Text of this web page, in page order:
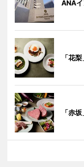
ANA
「花
「赤